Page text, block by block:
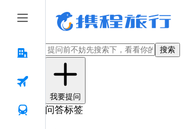
搜索
我要提问
问答标签